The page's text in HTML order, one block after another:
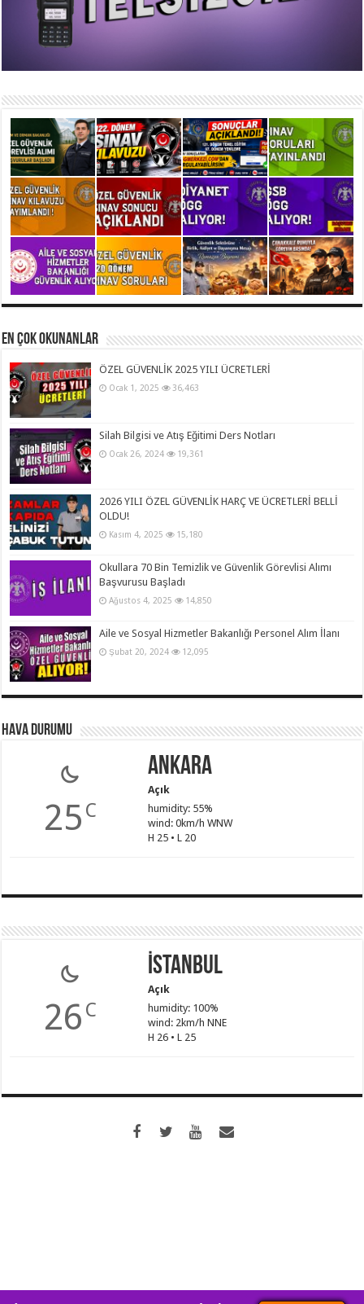
En Çok Okunanlar
ÖZEL GÜVENLİK 2025 YILI ÜCRETLERİ
Ocak 1, 2025 36,463
Silah Bilgisi ve Atış Eğitimi Ders Notları
Ocak 26, 2024 19,361
2026 YILI ÖZEL GÜVENLİK HARÇ VE ÜCRETLERİ BELLİ
OLDU!
Kasım 4, 2025 15,180
Okullara 70 Bin Temizlik ve Güvenlik Görevlisi Alımı
Başvurusu Başladı
Ağustos 4, 2025 14,850
Aile ve Sosyal Hizmetler Bakanlığı Personel Alım İlanı
Şubat 20, 2024 12,095
Hava Durumu
25 C
Ankara
Açık
humidity: 55%
wind: 0km/h WNW
H 25 • L 20
26 C
İstanbul
Açık
humidity: 100%
wind: 2km/h NNE
H 26 • L 25